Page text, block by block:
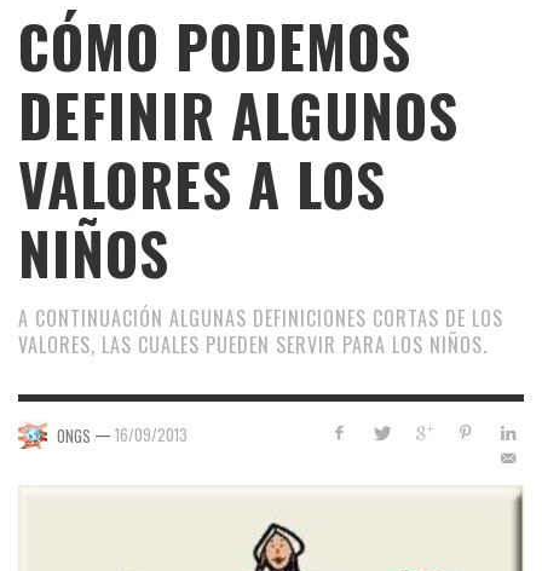
CÓMO PODEMOS
DEFINIR ALGUNOS
VALORES A LOS
NIÑOS
A CONTINUACIÓN ALGUNAS DEFINICIONES CORTAS DE LOS
VALORES, LAS CUALES PUEDEN SERVIR PARA LOS NIÑOS.
ONGS — 16/09/2013